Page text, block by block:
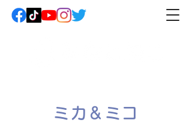
ミカ＆ミコ